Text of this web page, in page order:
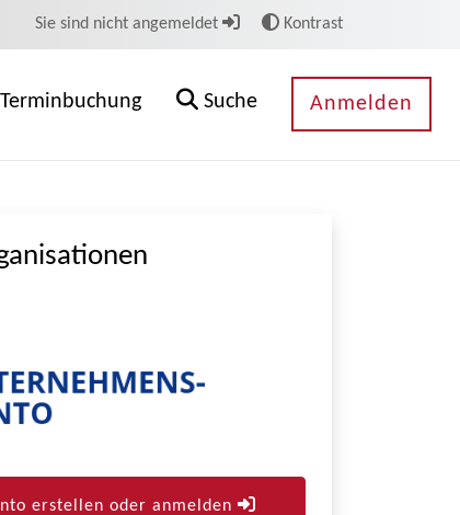
Sie sind nicht angemeldet Kontrast
Terminbuchung Suche Anmelden
erstellen oder anmelden